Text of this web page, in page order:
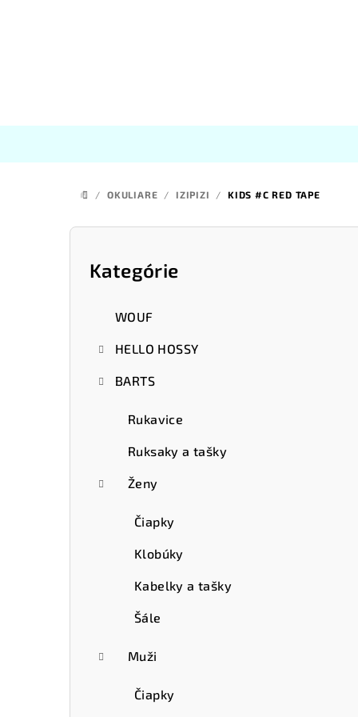
DOMOV
/ OKULIARE / IZIPIZI / KIDS #C RED TAPE
B
Preskočiť
kategórie
Kategórie
WOUF
HELLO HOSSY
BARTS
Rukavice
Ruksaky a tašky
Ženy
Čiapky
Klobúky
Kabelky a tašky
Šále
Muži
Čiapky